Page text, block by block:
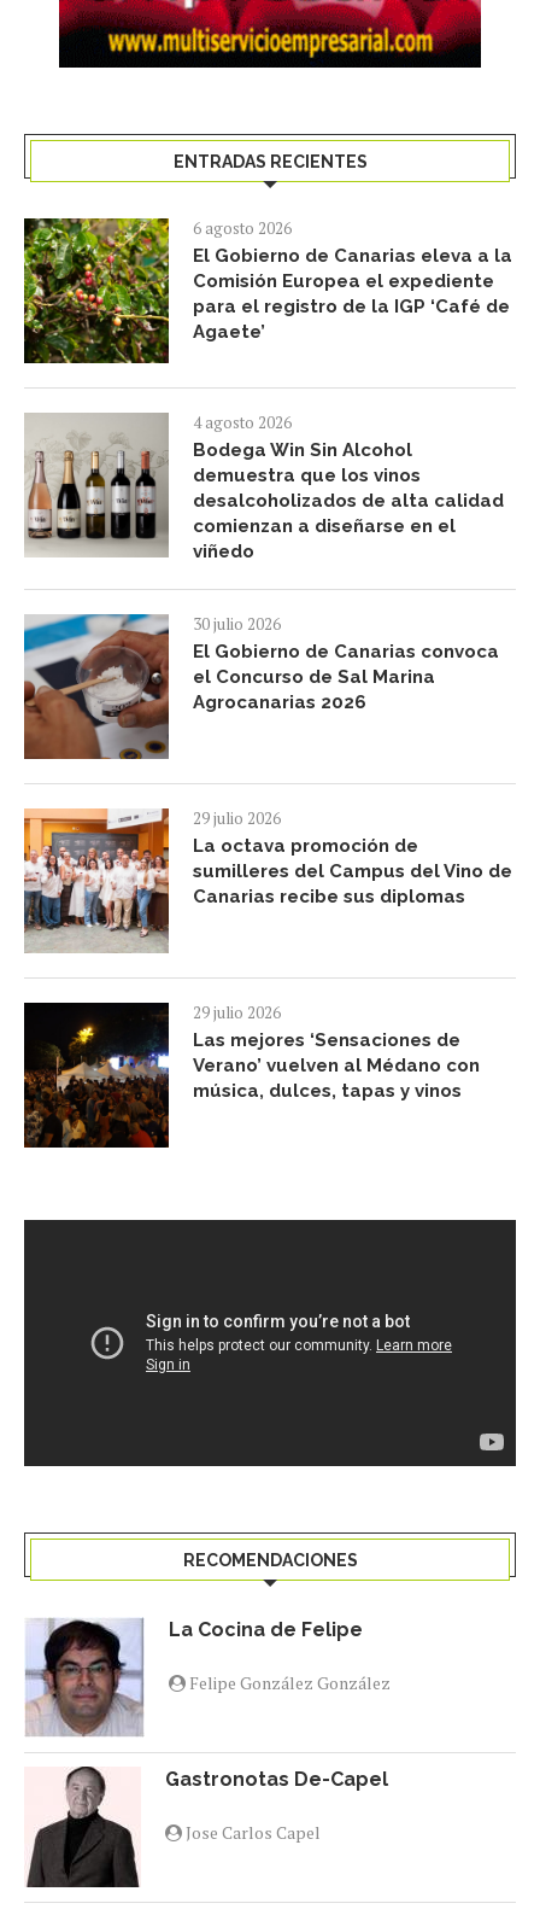
ENTRADAS RECIENTES
6 agosto 2026
El Gobierno de Canarias eleva a la
Comisión Europea el expediente
para el registro de la IGP ‘Café de
Agaete’
4 agosto 2026
Bodega Win Sin Alcohol
demuestra que los vinos
desalcoholizados de alta calidad
comienzan a diseñarse en el
viñedo
30 julio 2026
El Gobierno de Canarias convoca
el Concurso de Sal Marina
Agrocanarias 2026
29 julio 2026
La octava promoción de
sumilleres del Campus del Vino de
Canarias recibe sus diplomas
29 julio 2026
Las mejores ‘Sensaciones de
Verano’ vuelven al Médano con
música, dulces, tapas y vinos
RECOMENDACIONES
La Cocina de Felipe
Felipe González González
Gastronotas De-Capel
Jose Carlos Capel